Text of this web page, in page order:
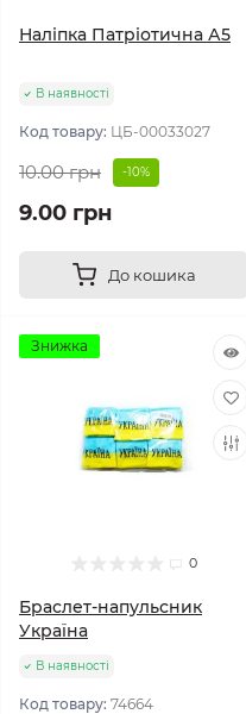
Наліпка Патріотична А5
В наявності
Код товару: ЦБ-00033027
10.00 грн -10%
9.00 грн
До кошика
Знижка
0
Браслет-напульсник
Україна
В наявності
Код товару: 74664